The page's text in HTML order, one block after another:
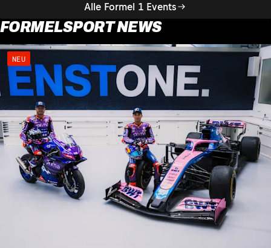
Alle Formel 1 Events
FORMELSPORT NEWS
NEU